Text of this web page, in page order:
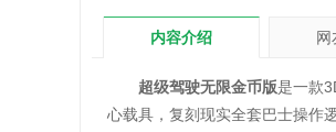
内容介绍
超级驾驶无限金币版是一款
心载具，复刻现实全套巴士操作